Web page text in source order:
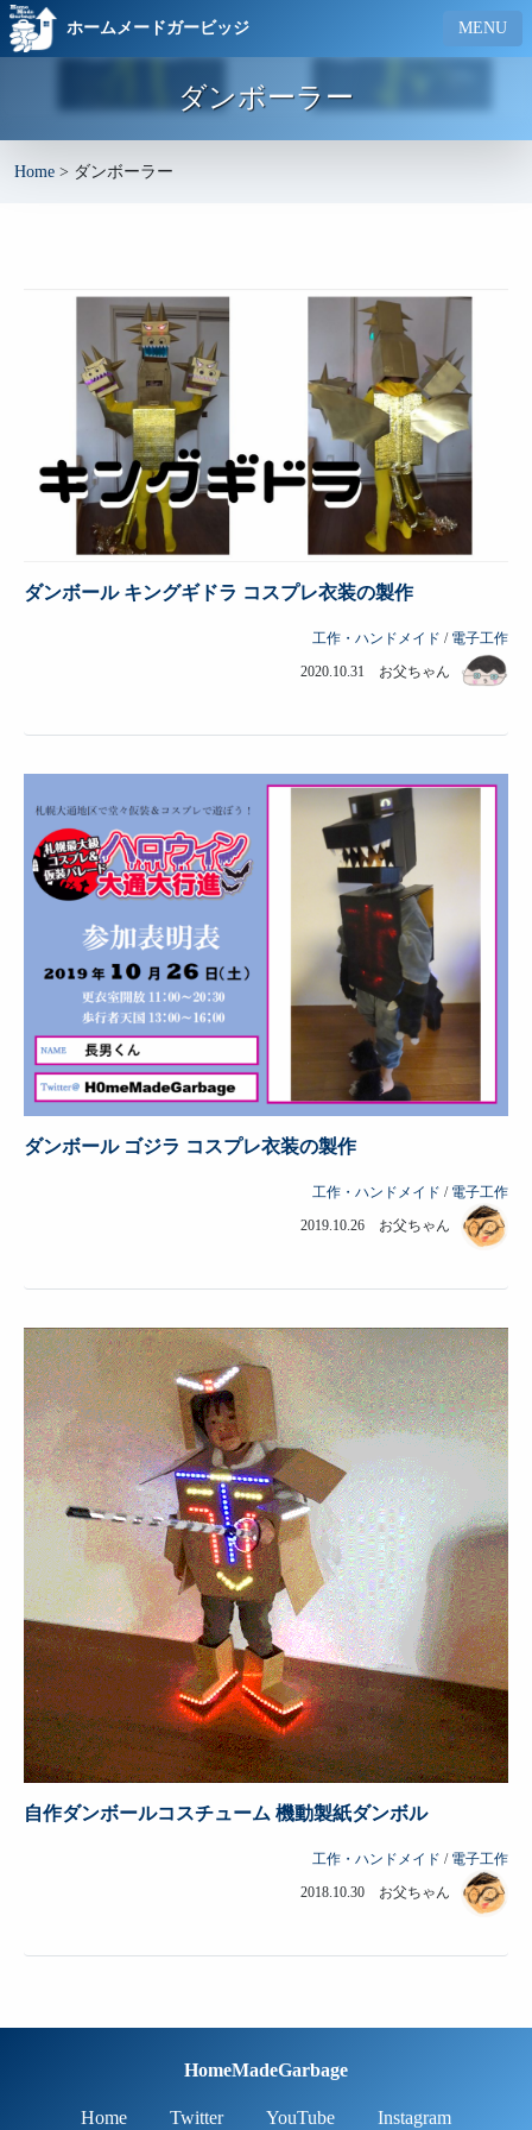
ホームメードガービッジ MENU
ダンボーラー
Home > ダンボーラー
ダンボール キングギドラ コスプレ衣装の製作
工作・ハンドメイド / 電子工作
2020.10.31 お父ちゃん
ダンボール ゴジラ コスプレ衣装の製作
工作・ハンドメイド / 電子工作
2019.10.26 お父ちゃん
自作ダンボールコスチューム 機動製紙ダンボル
工作・ハンドメイド / 電子工作
2018.10.30 お父ちゃん
HomeMadeGarbage
Home Twitter YouTube Instagram